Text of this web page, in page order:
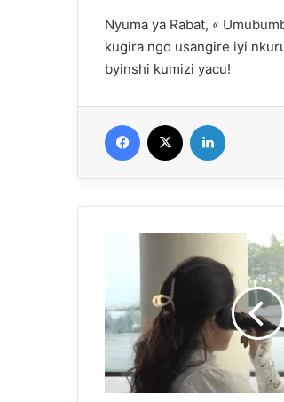
Nyuma ya Rabat, «
kugira ngo usangire iyi
byinshi kumizi yacu!
Facebook
Afirka
ta